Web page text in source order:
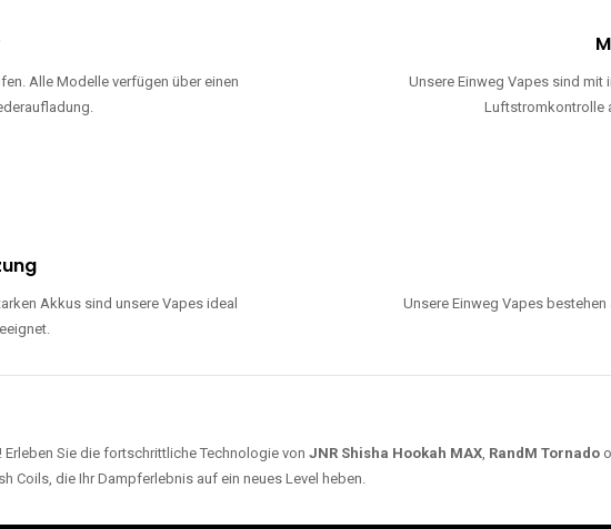
Alle Modelle verfügen über einen
Unsere Einweg Vapes sind
Luftstromkontrolle
Akkus sind unsere Vapes ideal
Unsere Einweg Vapes
Sie die fortschrittliche Technologie von JNR Shisha Hookah MAX, RandM Tornado
Coils, die Ihr Dampferlebnis auf ein neues Level heben.